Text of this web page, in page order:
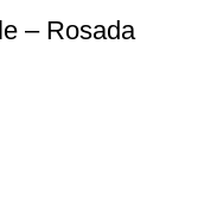
– Rosada